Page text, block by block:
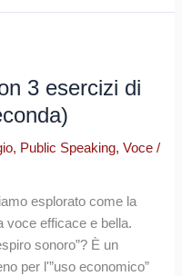
3 esercizi di
, Public Speaking,Voce /
esplorato come la
voce efficace e bella.
sonoro”? È un
per l'”uso economico”